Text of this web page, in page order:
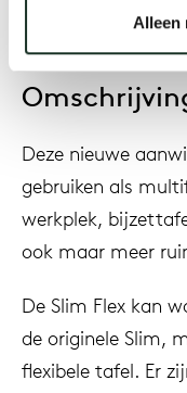
Alleen
Deze nieuwe
gebruiken als
werkplek,
ook maar meer
De Slim Flex kan
de originele Slim,
flexibele tafel. Er